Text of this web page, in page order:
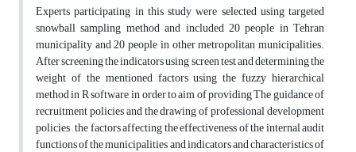
Experts participating in this study were selected using targeted
snowball sampling method and included 20 people in Tehran
municipality and 20 people in other metropolitan municipalities.
After screening the indicators using screen test and determining the
weight of the mentioned factors using the fuzzy hierarchical
method in R software, in order to aim of providing The guidance of
recruitment policies and the drawing of professional development
policies , the factors affecting the effectiveness of the internal audit
functions of the municipalities and indicators and characteristics of